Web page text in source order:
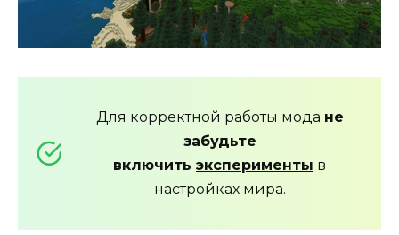
Для корректной работы мода не
забудьте
включить эксперименты в
настройках мира.